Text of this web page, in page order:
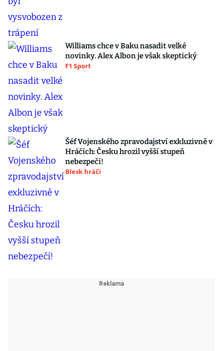
Williams chce v Baku nasadit velké
novinky. Alex Albon je však skeptický
F1 Sport
Šéf Vojenského zpravodajství exkluzivně v
Hráčích: Česku hrozil vyšší stupeň
nebezpečí!
Blesk hráči